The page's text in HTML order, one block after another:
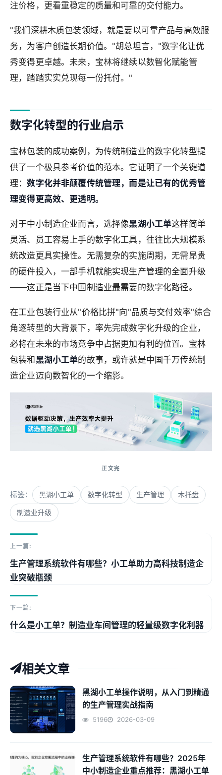
注价格，更看重稳定的质量和可靠的交付能力。
"我们深耕木质包装领域，就是要以可靠产品与高效服
务，为客户创造长期价值。"胡总坦言，"数字化让优
秀变得更卓越。未来，宝林将继续以数智化赋能管
理，踏踏实实兑现每一份托付。"
数字化转型的行业启示
宝林包装的成功案例，为传统制造业的数字化转型提
供了一个极具参考价值的范本。它证明了一个关键道
理：数字化并非颠覆传统管理，而是让已有的优秀管
理变得更高效、更透明。
对于中小制造企业而言，选择像黑湖小工单这样简单
灵活、员工容易上手的数字化工具，往往比大规模系
统改造更具实操性。无需复杂的实施周期，无需昂贵
的硬件投入，一部手机就能实现生产管理的全面升级
——这正是当下中国制造业最需要的数字化路径。
在工业包装行业从"价格比拼"向"品质与交付效率"综合
角逐转型的大背景下，率先完成数字化升级的企业，
必将在未来的市场竞争中占据更加有利的位置。宝林
包装和黑湖小工单的故事，或许就是中国千万传统制
造企业迈向数智化的一个缩影。
标签： 黑湖小工单 数字化转型 生产管理 木托盘
制造业升级
上一篇:
生产管理系统软件有哪些？小工单助力高科技制造企
业突破瓶颈
下一篇:
什么是小工单？制造业车间管理的轻量级数字化利器
相关文章
黑湖小工单操作说明，从入门到精通
的生产管理实战指南
5196 2026-03-09
生产管理系统软件有哪些？2025年
中小制造企业重点推荐：黑湖小工单